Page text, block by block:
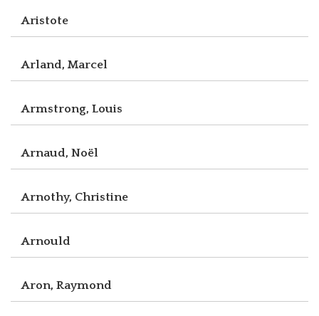
Aristote
Arland, Marcel
Armstrong, Louis
Arnaud, Noël
Arnothy, Christine
Arnould
Aron, Raymond